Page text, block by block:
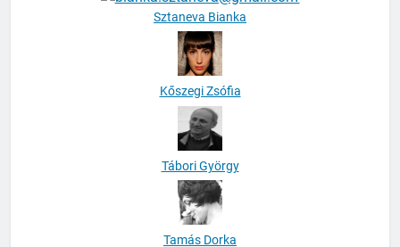
Kőszegi Zsófia
Tábori György
Tamás Dorka